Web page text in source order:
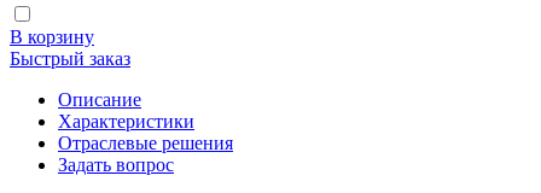
В корзину
Быстрый заказ
Описание
Характеристики
Отраслевые решения
Задать вопрос